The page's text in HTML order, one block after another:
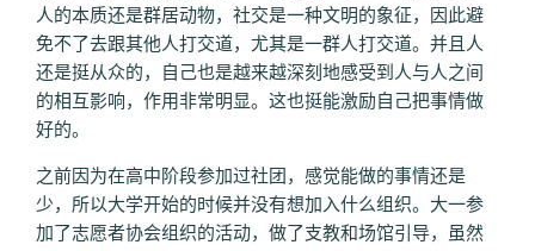
人的本质还是群居动物，社交是一种文明的象征，因此避
免不了去跟其他人打交道，尤其是一群人打交道。并且人
还是挺从众的，自己也是越来越深刻地感受到人与人之间
的相互影响，作用非常明显。这也挺能激励自己把事情做
好的。
之前因为在高中阶段参加过社团，感觉能做的事情还是
少，所以大学开始的时候并没有想加入什么组织。大一参
加了志愿者协会组织的活动，做了支教和场馆引导，虽然